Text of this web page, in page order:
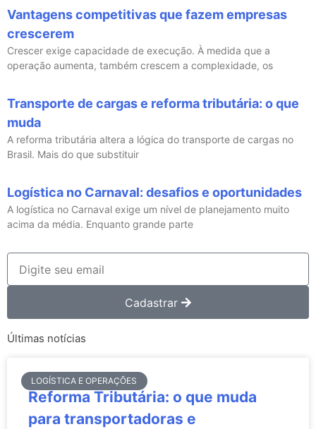
Vantagens competitivas que fazem empresas
crescerem
Crescer exige capacidade de execução. À medida que a
operação aumenta, também crescem a complexidade, os
Transporte de cargas e reforma tributária: o que
muda
A reforma tributária altera a lógica do transporte de cargas no
Brasil. Mais do que substituir
Logística no Carnaval: desafios e oportunidades
A logística no Carnaval exige um nível de planejamento muito
acima da média. Enquanto grande parte
Cadastrar
Últimas notícias
LOGÍSTICA E OPERAÇÕES
Reforma Tributária: o que muda
para transportadoras e